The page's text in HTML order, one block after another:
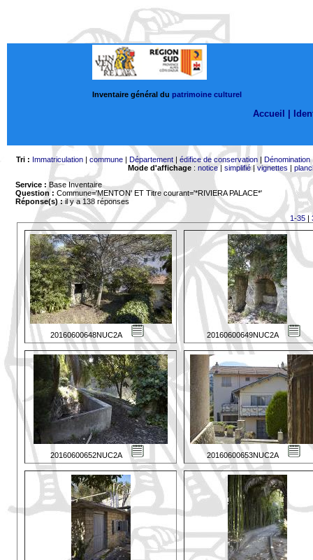
Inventaire général du patrimoine culturel
Accueil |
Tri : Immatriculation| commune| Département| édifice de conservation| Dénomination
Mode d'affichage: notice| simplifié|vignettes |
Service : Base Inventaire
Question : Commune='MENTON' ET Titre courant='*RIVIERA PALACE*'
Réponse(s) :il y a 138 réponses
1-35|
20160600648NUC2A 20160600649NUC2A
20160600652NUC2A 20160600653NUC2A